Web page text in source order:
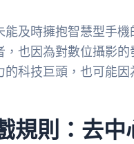
及時擁抱智慧型手
也因為對數位攝影
科技巨頭，也可能
規則：去